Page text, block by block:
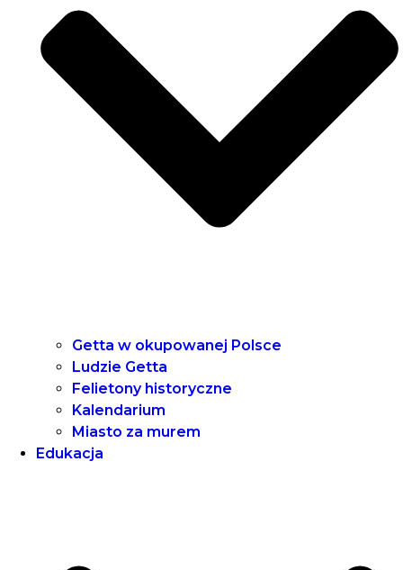
Getta w okupowanej Polsce
Ludzie Getta
Felietony historyczne
Kalendarium
Miasto za murem
Edukacja